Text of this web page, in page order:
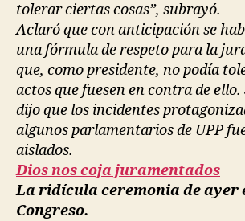
tolerar ciertas cosas”, subrayó.
Aclaró que con anticipación se
una fórmula de respeto para la
que, como presidente, no podía
actos que fuesen en contra de ello.
dijo que los incidentes
algunos parlamentarios de UPP
aislados.
Dios nos coja juramentados
La ridícula ceremonia de ayer
Congreso.